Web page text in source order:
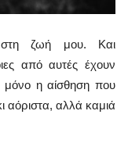
στη ζωή μου. Και
από αυτές έχουν
μόνο η αίσθηση που
αόριστα, αλλά καμιά